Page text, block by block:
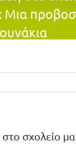
Μια
σχολείο